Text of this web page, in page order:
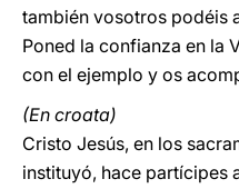
también vosotros podéis
Poned la confianza en la
con el ejemplo y os
(En croata)
Cristo Jesús, en los
instituyó, hace partícipes